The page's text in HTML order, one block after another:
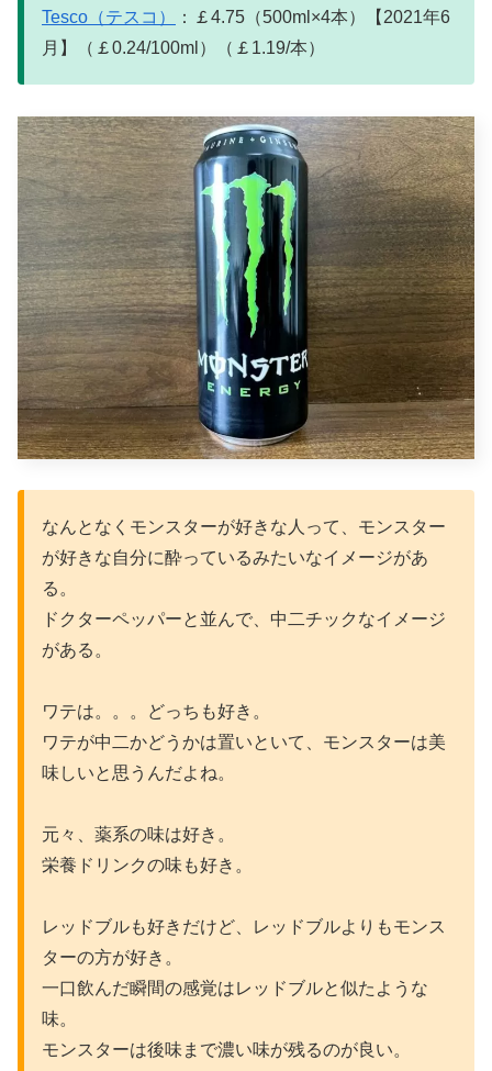
Tesco（テスコ）
：￡4.75（500ml×4本）【2021年6
月】（￡0.24/100ml）（￡1.19/本）
なんとなくモンスターが好きな人って、モンスター
が好きな自分に酔っているみたいなイメージがあ
る。
ドクターペッパーと並んで、中二チックなイメージ
がある。
ワテは。。。どっちも好き。
ワテが中二かどうかは置いといて、モンスターは美
味しいと思うんだよね。
元々、薬系の味は好き。
栄養ドリンクの味も好き。
レッドブルも好きだけど、レッドブルよりもモンス
ターの方が好き。
一口飲んだ瞬間の感覚はレッドブルと似たような
味。
モンスターは後味まで濃い味が残るのが良い。